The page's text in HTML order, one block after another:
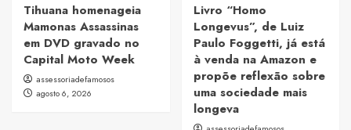
Tihuana homenageia
Mamonas Assassinas
em DVD gravado no
Capital Moto Week
assessoriadefamosos
agosto 6, 2026
Livro “Homo
Longevus”, de Luiz
Paulo Foggetti, já está
à venda na Amazon e
propõe reflexão sobre
uma sociedade mais
longeva